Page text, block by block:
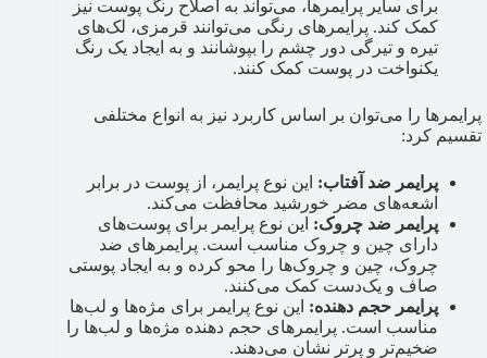
برای سایر پرایمرها، می‌تواند به اصلاح رنگ پوست نیز
کمک کند. پرایمرهای رنگی می‌توانند قرمزی، لک‌های
تیره و تیرگی دور چشم را بپوشانند و به ایجاد یک رنگ
یکنواخت در پوست کمک کنند.
پرایمرها را می‌توان بر اساس کاربرد نیز به انواع مختلفی
تقسیم کرد:
پرایمر ضد آفتاب: این نوع پرایمر، از پوست در برابر
اشعه‌های مضر خورشید محافظت می‌کند.
پرایمر ضد چروک: این نوع پرایمر برای پوست‌های
دارای چین و چروک مناسب است. پرایمرهای ضد
چروک، چین و چروک‌ها را محو کرده و به ایجاد پوستی
صاف و یک‌دست کمک می‌کنند.
پرایمر حجم دهنده: این نوع پرایمر برای مژه‌ها و لب‌ها
مناسب است. پرایمرهای حجم دهنده مژه‌ها و لب‌ها را
ضخیم‌تر و پرتر نشان می‌دهند.